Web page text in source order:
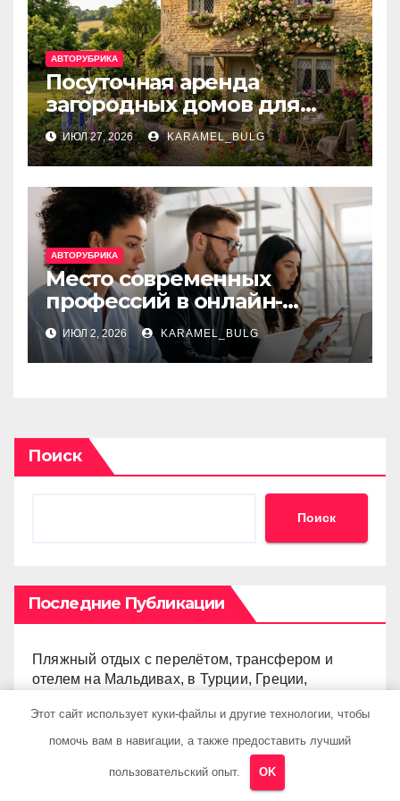
АВТОРУБРИКА
Посуточная аренда
загородных домов для
отдыха
ИЮЛ 27, 2026 KARAMEL_BULG
АВТОРУБРИКА
Место современных
профессий в онлайн-
образовании
ИЮЛ 2, 2026 KARAMEL_BULG
Поиск
Поиск
Последние Публикации
Пляжный отдых с перелётом, трансфером и
отелем на Мальдивах, в Турции, Греции,
Как перевести деньги во Вьетнам на банковский
счёт: VietcomBank, BIDV, Techcombank и другие
Этот сайт использует куки-файлы и другие технологии, чтобы
помочь вам в навигации, а также предоставить лучший
пользовательский опыт. OK